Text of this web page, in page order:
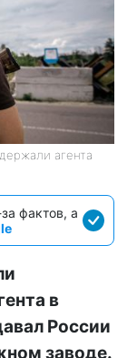
агента
фактов, а
в
России
заводе.